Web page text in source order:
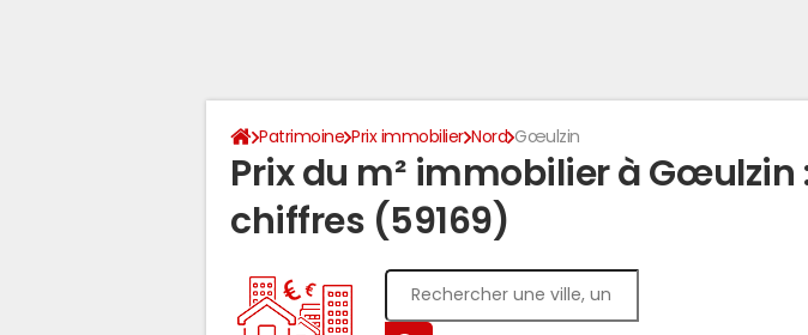
Patrimoine Prix immobilier Nord Gœulzin
Prix du m² immobilier à Gœulzin
chiffres (59169)